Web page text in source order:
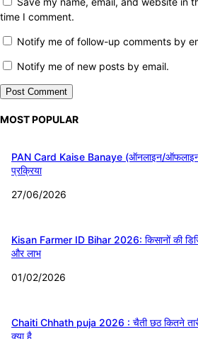
time I comment.
Notify me of follow-up comments by
Notify me of new posts by email.
MOST POPULAR
PAN Card Kaise Banaye (ऑनलाइन/
प्रक्रिया
27/06/2026
Kisan Farmer ID Bihar 2026: किसानों की
और लाभ
01/02/2026
Chaiti Chhath puja 2026 : चैती छठ कितने
क्या है